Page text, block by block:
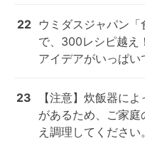
22 ウミダスジャパン
で、300レシピ越え
アイデアがいっぱい
23
【注意】炊飯器に
があるため、ご家庭
え調理してください。